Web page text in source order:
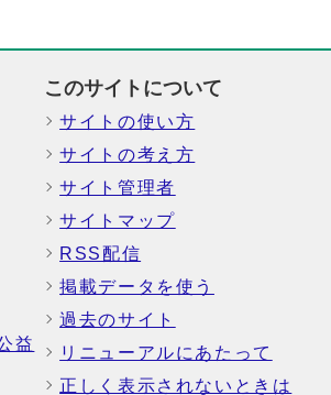
益
このサイトについて
サイトの使い方
サイトの考え方
サイト管理者
サイトマップ
RSS配信
掲載データを使う
過去のサイト
リニューアルにあたって
正しく表示されないときは